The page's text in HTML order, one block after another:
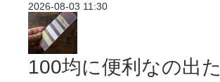
2026-08-03 11:30
100均に便利なの出た